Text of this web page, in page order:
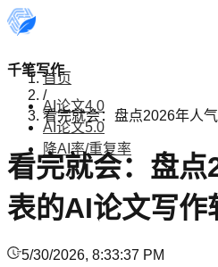
千笔写作
AI论文4.0
AI论文5.0
降AI率/重复率
首页
/
看完就会：盘点2026年人
看完就会：盘点
表的AI论文写作
5/30/2026, 8:33:37 PM